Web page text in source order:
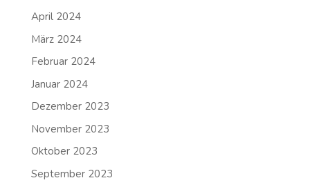
April 2024
März 2024
Februar 2024
Januar 2024
Dezember 2023
November 2023
Oktober 2023
September 2023